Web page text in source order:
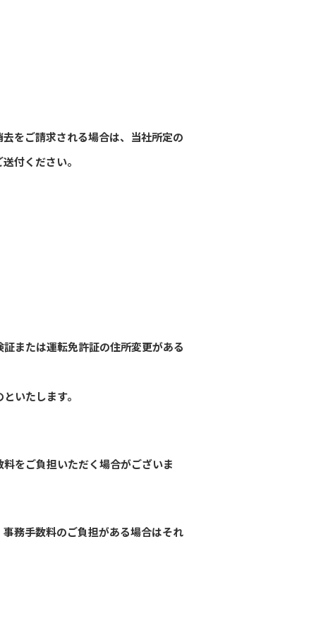
をご請求される場合は、当社所定の
付ください。
または運転免許証の住所変更がある
いたします。
をご負担いただく場合がございま
務手数料のご負担がある場合はそれ